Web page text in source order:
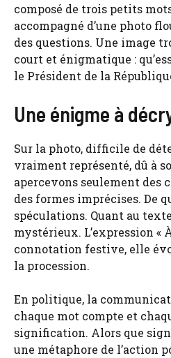
composé de trois petits
accompagné d’une photo
des questions. Une image
court et énigmatique :
le Président de la
Une énigme à
Sur la photo, difficile de
vraiment représenté, dû à
apercevons seulement des
des formes imprécises. De
spéculations. Quant au
mystérieux. L’expression «
connotation festive, elle
la procession.
En politique, la
chaque mot compte et
signification. Alors que
une métaphore de l’action